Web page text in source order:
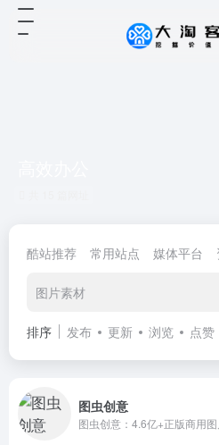
酷站推荐 常用站点 媒体平台
图片素材
排序 发布 更新 浏览 点赞
图虫创意